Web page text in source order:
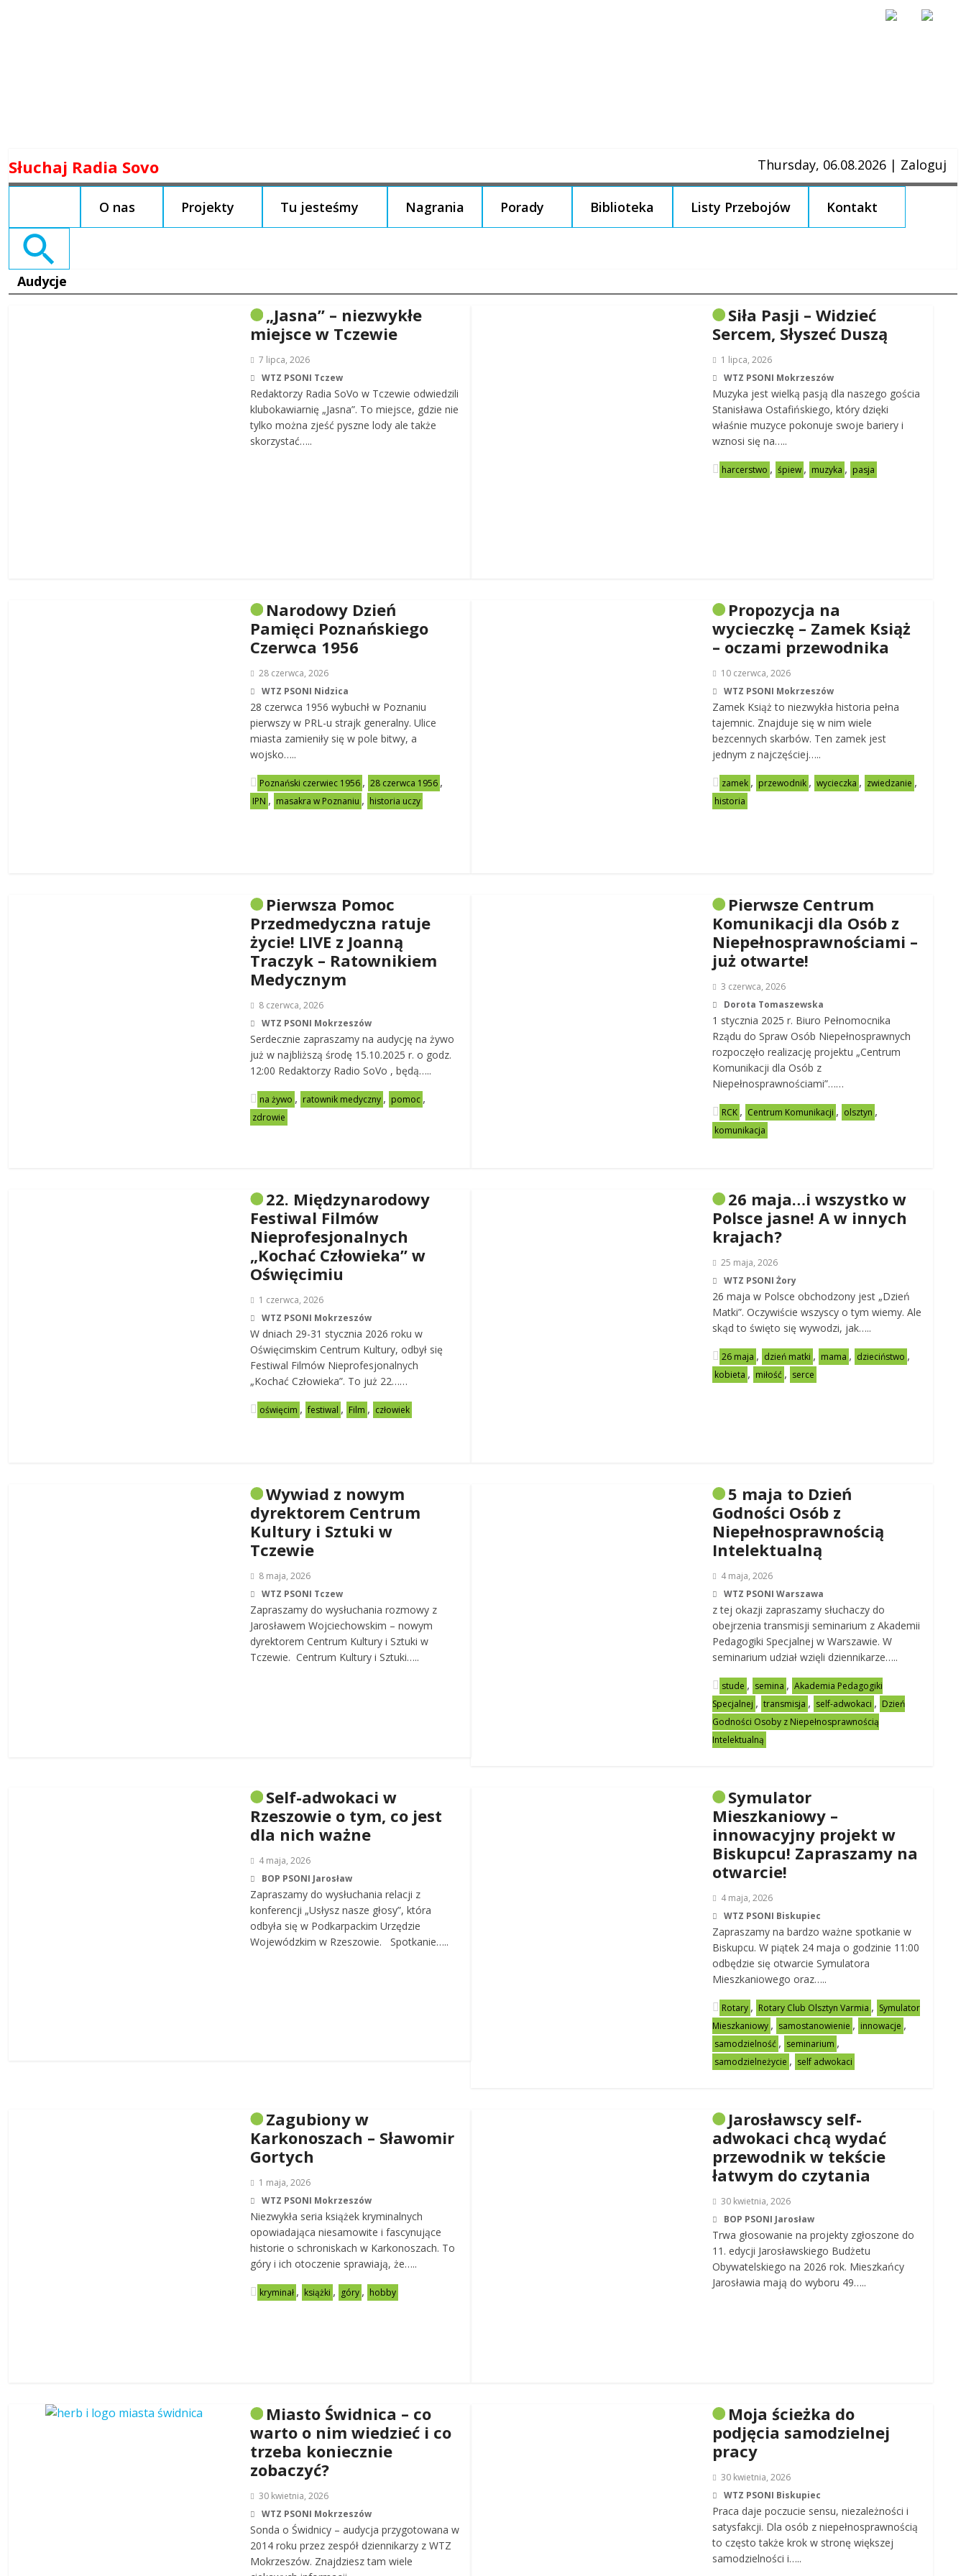
to
Słuchaj Radia Sovo Thursday, 06.08.2026 | Zaloguj
O nas Projekty Tu jesteśmy Nagrania Porady Biblioteka Listy Przebojów Kontakt
Search
Audycje
„Jasna” – niezwykłe
miejsce w Tczewie
7 lipca, 2026
WTZ PSONI Tczew
Redaktorzy Radia SoVo w Tczewie odwiedzili
klubokawiarnię „Jasna”. To miejsce, gdzie nie
tylko można zjeść pyszne lody ale także
skorzystać…..
Siła Pasji – Widzieć
Sercem, Słyszeć Duszą
1 lipca, 2026
WTZ PSONI Mokrzeszów
Muzyka jest wielką pasją dla naszego gościa
Stanisława Ostafińskiego, który dzięki
właśnie muzyce pokonuje swoje bariery i
wznosi się na…..
harcerstwo , śpiew , muzyka , pasja
Narodowy Dzień
Pamięci Poznańskiego
Czerwca 1956
28 czerwca, 2026
WTZ PSONI Nidzica
28 czerwca 1956 wybuchł w Poznaniu
pierwszy w PRL-u strajk generalny. Ulice
miasta zamieniły się w pole bitwy, a
wojsko…..
Poznański czerwiec 1956 , 28 czerwca 1956 ,
IPN , masakra w Poznaniu , historia uczy
Propozycja na
wycieczkę – Zamek Książ
– oczami przewodnika
10 czerwca, 2026
WTZ PSONI Mokrzeszów
Zamek Książ to niezwykła historia pełna
tajemnic. Znajduje się w nim wiele
bezcennych skarbów. Ten zamek jest
jednym z najczęściej…..
zamek , przewodnik , wycieczka , zwiedzanie ,
historia
Pierwsza Pomoc
Przedmedyczna ratuje
życie! LIVE z Joanną
Traczyk – Ratownikiem
Medycznym
8 czerwca, 2026
WTZ PSONI Mokrzeszów
Serdecznie zapraszamy na audycję na żywo
już w najbliższą środę 15.10.2025 r. o godz.
12:00 Redaktorzy Radio SoVo , będą…..
na żywo , ratownik medyczny , pomoc ,
zdrowie
Pierwsze Centrum
Komunikacji dla Osób z
Niepełnosprawnościami –
już otwarte!
3 czerwca, 2026
Dorota Tomaszewska
1 stycznia 2025 r. Biuro Pełnomocnika
Rządu do Spraw Osób Niepełnosprawnych
rozpoczęło realizację projektu „Centrum
Komunikacji dla Osób z
Niepełnosprawnościami”……
RCK , Centrum Komunikacji , olsztyn ,
komunikacja
22. Międzynarodowy
Festiwal Filmów
Nieprofesjonalnych
„Kochać Człowieka” w
Oświęcimiu
1 czerwca, 2026
WTZ PSONI Mokrzeszów
W dniach 29-31 stycznia 2026 roku w
Oświęcimskim Centrum Kultury, odbył się
Festiwal Filmów Nieprofesjonalnych
„Kochać Człowieka”. To już 22……
oświęcim , festiwal , Film , człowiek
26 maja…i wszystko w
Polsce jasne! A w innych
krajach?
25 maja, 2026
WTZ PSONI Żory
26 maja w Polsce obchodzony jest „Dzień
Matki”. Oczywiście wszyscy o tym wiemy. Ale
skąd to święto się wywodzi, jak…..
26 maja , dzień matki , mama , dzieciństwo ,
kobieta , miłość , serce
Wywiad z nowym
dyrektorem Centrum
Kultury i Sztuki w
Tczewie
8 maja, 2026
WTZ PSONI Tczew
Zapraszamy do wysłuchania rozmowy z
Jarosławem Wojciechowskim – nowym
dyrektorem Centrum Kultury i Sztuki w
Tczewie. Centrum Kultury i Sztuki…..
5 maja to Dzień
Godności Osób z
Niepełnosprawnością
Intelektualną
4 maja, 2026
WTZ PSONI Warszawa
z tej okazji zapraszamy słuchaczy do
obejrzenia transmisji seminarium z Akademii
Pedagogiki Specjalnej w Warszawie. W
seminarium udział wzięli dziennikarze…..
stude , semina , Akademia Pedagogiki
Specjalnej , transmisja , self-adwokaci , Dzień
Godności Osoby z Niepełnosprawnością
Intelektualną
Self-adwokaci w
Rzeszowie o tym, co jest
dla nich ważne
4 maja, 2026
BOP PSONI Jarosław
Zapraszamy do wysłuchania relacji z
konferencji „Usłysz nasze głosy”, która
odbyła się w Podkarpackim Urzędzie
Wojewódzkim w Rzeszowie. Spotkanie…..
Symulator
Mieszkaniowy –
innowacyjny projekt w
Biskupcu! Zapraszamy na
otwarcie!
4 maja, 2026
WTZ PSONI Biskupiec
Zapraszamy na bardzo ważne spotkanie w
Biskupcu. W piątek 24 maja o godzinie 11:00
odbędzie się otwarcie Symulatora
Mieszkaniowego oraz…..
Rotary , Rotary Club Olsztyn Varmia , Symulator
Mieszkaniowy , samostanowienie , innowacje ,
samodzielność , seminarium ,
samodzielneżycie , self adwokaci
Zagubiony w
Karkonoszach – Sławomir
Gortych
1 maja, 2026
WTZ PSONI Mokrzeszów
Niezwykła seria książek kryminalnych
opowiadająca niesamowite i fascynujące
historie o schroniskach w Karkonoszach. To
góry i ich otoczenie sprawiają, że…..
kryminał , książki , góry , hobby
Jarosławscy self-
adwokaci chcą wydać
przewodnik w tekście
łatwym do czytania
30 kwietnia, 2026
BOP PSONI Jarosław
Trwa głosowanie na projekty zgłoszone do
11. edycji Jarosławskiego Budżetu
Obywatelskiego na 2026 rok. Mieszkańcy
Jarosławia mają do wyboru 49…..
Miasto Świdnica – co
warto o nim wiedzieć i co
trzeba koniecznie
zobaczyć?
30 kwietnia, 2026
WTZ PSONI Mokrzeszów
Sonda o Świdnicy – audycja przygotowana w
2014 roku przez zespół dziennikarzy z WTZ
Mokrzeszów. Znajdziesz tam wiele
Moja ścieżka do
podjęcia samodzielnej
pracy
30 kwietnia, 2026
WTZ PSONI Biskupiec
Praca daje poczucie sensu, niezależności i
satysfakcji. Dla osób z niepełnosprawnością
to często także krok w stronę większej
samodzielności i…..